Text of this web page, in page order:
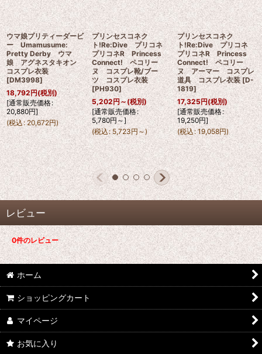
ウマ娘プリティーダービ
ー Umamusume:
Pretty Derby ウマ
娘 アグネスタキオン
コスプレ衣装
[DM3998]
18,792円(税別)
[通常販売価格:
20,880円]
(税込: 20,672円)
プリンセスコネク
ト!Re:Dive プリコネ
プリコネR Princess
Connect! ペコリー
ヌ コスプレ靴/ブー
ツ コスプレ衣装
[PH930]
5,202円～(税別)
[通常販売価格:
5,780円～]
(税込: 5,723円～)
プリンセスコネク
ト!Re:Dive プリコネ
プリコネR Princess
Connect! ペコリー
ヌ アーマー コスプレ
道具 コスプレ衣装 [D-
1819]
17,325円(税別)
[通常販売価格:
19,250円]
(税込: 19,058円)
レビュー
0件のレビュー
ホーム
ショッピングカート
マイページ
お気に入り